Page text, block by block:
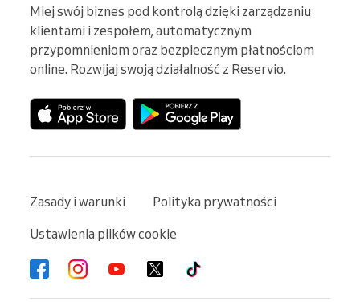
Miej swój biznes pod kontrolą dzięki zarządzaniu
klientami i zespołem, automatycznym
przypomnieniom oraz bezpiecznym płatnościom
online. Rozwijaj swoją działalność z Reservio.
Zasady i warunki
Polityka prywatności
Ustawienia plików cookie